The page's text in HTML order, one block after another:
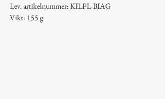
Lev. artikelnummer: KILPL-BIAG
Vikt: 155 g